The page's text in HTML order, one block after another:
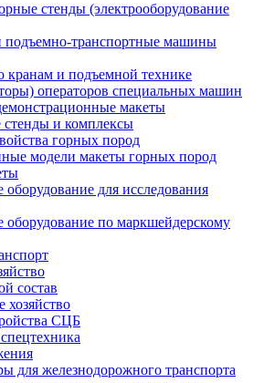
стенды (электрооборудование
подъемно-транспортные машины
кранам и подъемной технике
операторов специальных машин
макеты
стенды и комплексы
горных пород
модели макеты горных пород
оборудование для исследования
оборудование по маркшейдерскому
состав
хозяйство
СЦБ
для железнодорожного транспорта